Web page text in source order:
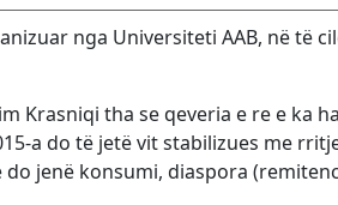
nga Universiteti AAB, në të
Krasniqi tha se qeveria e re e ka
a do të jetë vit stabilizues me
jenë konsumi, diaspora